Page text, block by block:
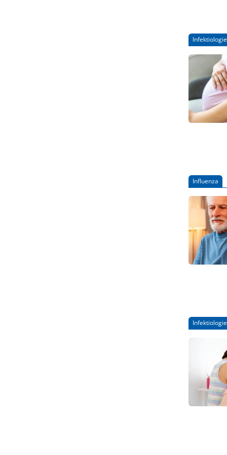
Infektiologie
Influenza
Infektiologie